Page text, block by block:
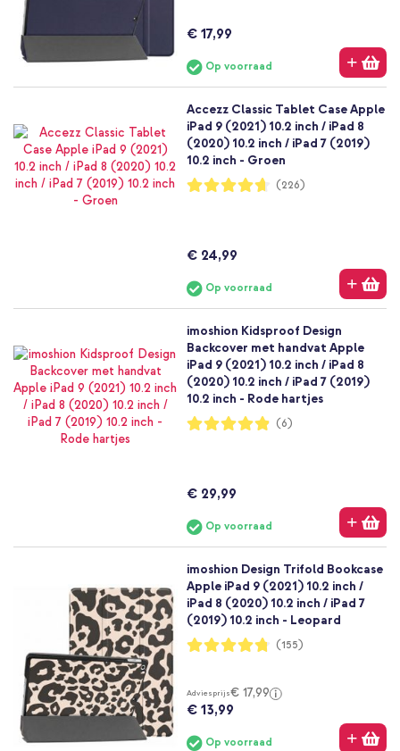
€ 17,99
Op voorraad
Accezz Classic Tablet Case Apple
iPad 9 (2021) 10.2 inch / iPad 8
(2020) 10.2 inch / iPad 7 (2019)
10.2 inch - Groen
Waardering:
93%
(226)
€ 24,99
Op voorraad
imoshion Kidsproof Design
Backcover met handvat Apple
iPad 9 (2021) 10.2 inch / iPad 8
(2020) 10.2 inch / iPad 7 (2019)
10.2 inch - Rode hartjes
Waardering:
97%
(6)
€ 29,99
Op voorraad
imoshion Design Trifold Bookcase
Apple iPad 9 (2021) 10.2 inch /
iPad 8 (2020) 10.2 inch / iPad 7
(2019) 10.2 inch - Leopard
Waardering:
95%
(155)
Adviesprijs€ 17,99
€ 13,99
Op voorraad